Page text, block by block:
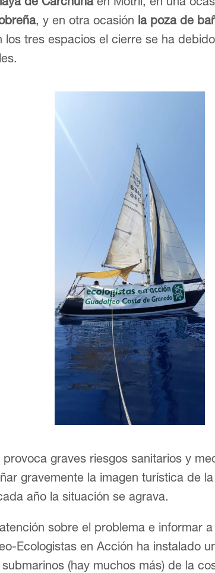
, y en otra ocasión la poza de
los tres espacios el cierre se ha
graves riesgos sanitarios y
gravemente la imagen turística de
año la situación se agrava.
sobre el problema e informar
Ecologistas en Acción ha instalado
(hay muchos más) de la